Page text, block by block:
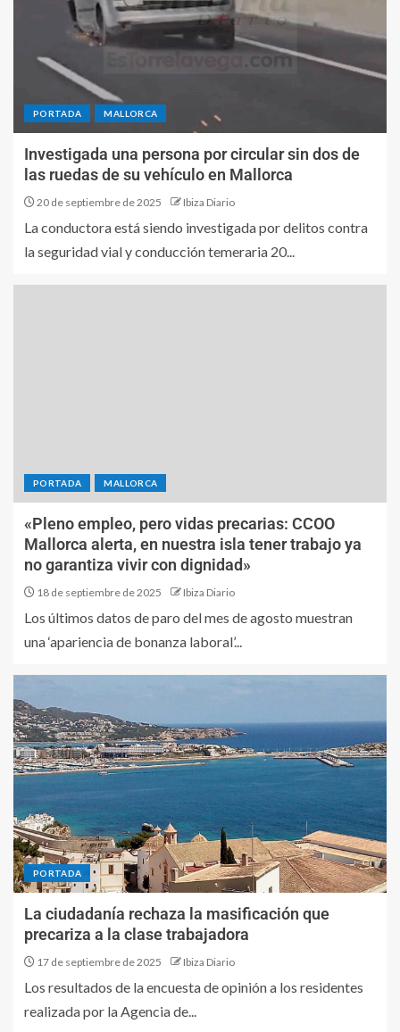
PORTADA MALLORCA
Investigada una persona por circular sin dos de
las ruedas de su vehículo en Mallorca
20 de septiembre de 2025 Ibiza Diario
La conductora está siendo investigada por delitos contra
la seguridad vial y conducción temeraria 20...
PORTADA MALLORCA
«Pleno empleo, pero vidas precarias: CCOO
Mallorca alerta, en nuestra isla tener trabajo ya
no garantiza vivir con dignidad»
18 de septiembre de 2025 Ibiza Diario
Los últimos datos de paro del mes de agosto muestran
una ‘apariencia de bonanza laboral’...
PORTADA
La ciudadanía rechaza la masificación que
precariza a la clase trabajadora
17 de septiembre de 2025 Ibiza Diario
Los resultados de la encuesta de opinión a los residentes
realizada por la Agencia de...